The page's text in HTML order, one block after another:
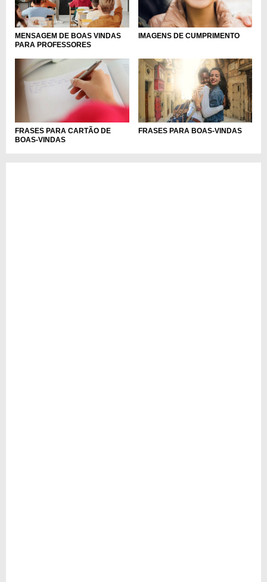
MENSAGEM DE BOAS VINDAS
PARA PROFESSORES
IMAGENS DE CUMPRIMENTO
FRASES PARA CARTÃO DE
BOAS-VINDAS
FRASES PARA BOAS-VINDAS